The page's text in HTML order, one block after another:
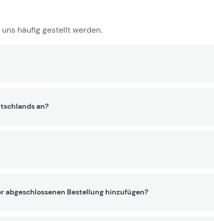
häufig gestellt werden.
an?
Bestellung hinzufügen?